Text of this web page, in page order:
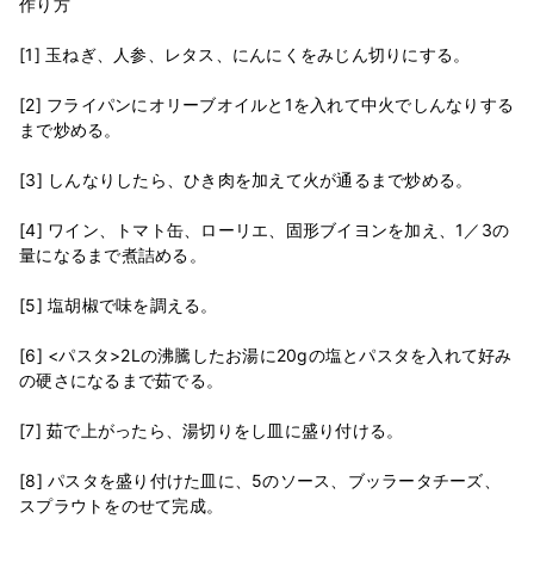
作り方
[1] 玉ねぎ、人参、レタス、にんにくをみじん切りにする。
[2] フライパンにオリーブオイルと1を入れて中火でしんなりする
まで炒める。
[3] しんなりしたら、ひき肉を加えて火が通るまで炒める。
[4] ワイン、トマト缶、ローリエ、固形ブイヨンを加え、1／3の
量になるまで煮詰める。
[5] 塩胡椒で味を調える。
[6] <パスタ>2Lの沸騰したお湯に20gの塩とパスタを入れて好み
の硬さになるまで茹でる。
[7] 茹で上がったら、湯切りをし皿に盛り付ける。
[8] パスタを盛り付けた皿に、5のソース、ブッラータチーズ、
スプラウトをのせて完成。